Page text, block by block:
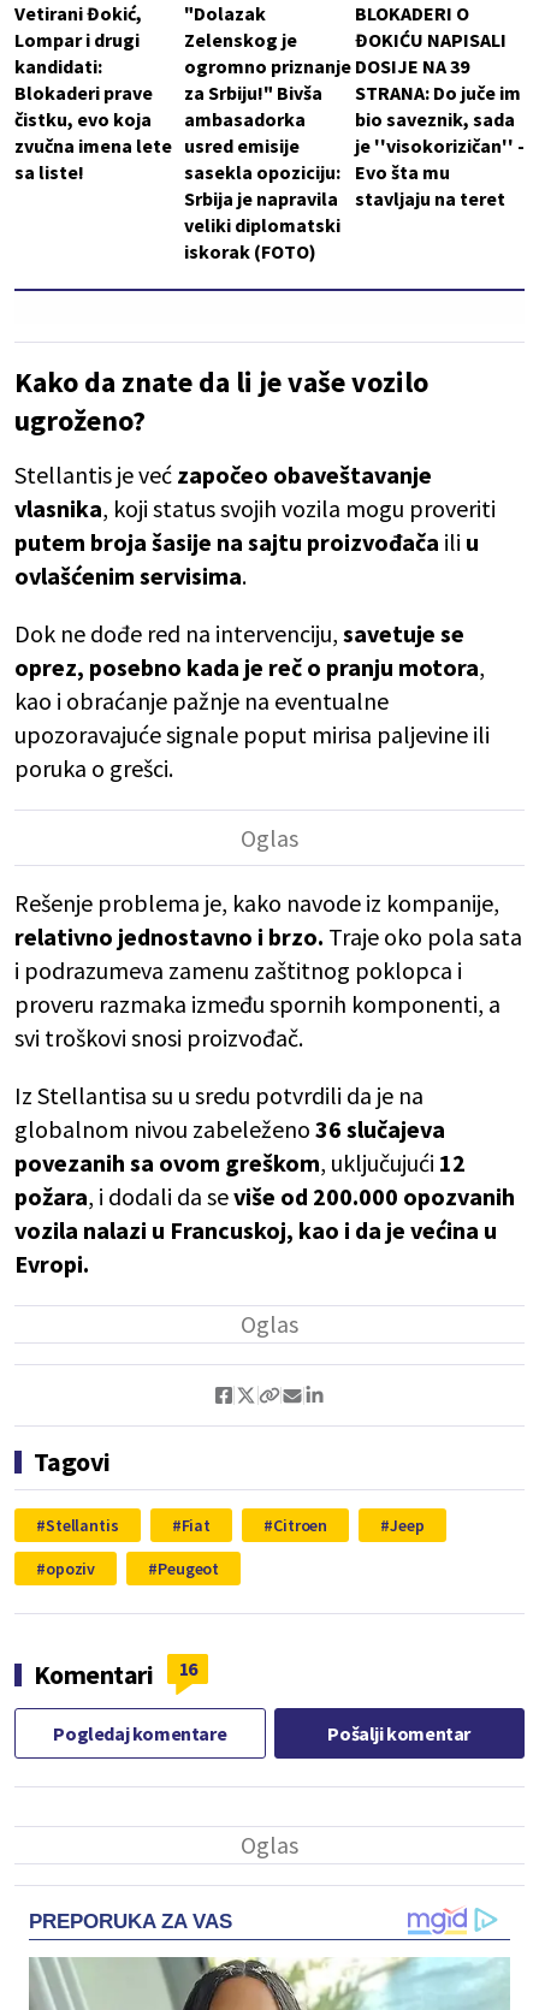
Vetirani Đokić,
Lompar i drugi
kandidati:
Blokaderi prave
čistku, evo koja
zvučna imena lete
sa liste!
"Dolazak
Zelenskog je
ogromno priznanje
za Srbiju!" Bivša
ambasadorka
usred emisije
sasekla opoziciju:
Srbija je napravila
veliki diplomatski
iskorak (FOTO)
BLOKADERI O
ĐOKIĆU NAPISALI
DOSIJE NA 39
STRANA: Do juče im
bio saveznik, sada
je ''visokorizičan'' -
Evo šta mu
stavljaju na teret
Kako da znate da li je vaše vozilo
ugroženo?
Stellantis je već započeo obaveštavanje
vlasnika, koji status svojih vozila mogu proveriti
putem broja šasije na sajtu proizvođača ili u
ovlašćenim servisima.
Dok ne dođe red na intervenciju, savetuje se
oprez, posebno kada je reč o pranju motora,
kao i obraćanje pažnje na eventualne
upozoravajuće signale poput mirisa paljevine ili
poruka o grešci.
Rešenje problema je, kako navode iz kompanije,
relativno jednostavno i brzo. Traje oko pola sata
i podrazumeva zamenu zaštitnog poklopca i
proveru razmaka između spornih komponenti, a
svi troškovi snosi proizvođač.
Iz Stellantisa su u sredu potvrdili da je na
globalnom nivou zabeleženo 36 slučajeva
povezanih sa ovom greškom, uključujući 12
požara, i dodali da seviše od 200.000 opozvanih
vozila nalazi u Francuskoj, kao i da je većina u
Evropi.
Tagovi
Stellantis Fiat Citroen
Jeep
opoziv
Peugeot
Komentari 16
Pogledaj komentare Pošalji komentar
PREPORUKA ZA VAS